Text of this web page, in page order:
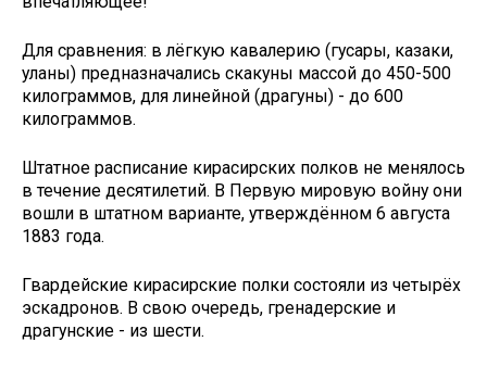
Для сравнения: в лёгкую кавалерию (гусары, казаки,
уланы) предназначались скакуны массой до 450-500
килограммов, для линейной (драгуны) - до 600
килограммов.
Штатное расписание кирасирских полков не менялось
в течение десятилетий. В Первую мировую войну они
вошли в штатном варианте, утверждённом 6 августа
1883 года.
Гвардейские кирасирские полки состояли из четырёх
эскадронов. В свою очередь, гренадерские и
драгунские - из шести.